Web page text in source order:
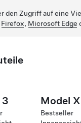
den Zugriff auf eine
Firefox, Microsoft Edge
3 Model X
Bestseller